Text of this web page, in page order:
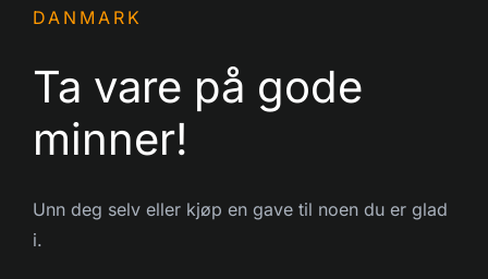
DANMARK
Ta vare på gode
minner!
Unn deg selv eller kjøp en gave til noen du er glad
i.